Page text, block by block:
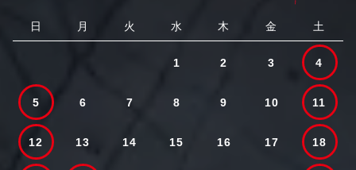
日 月 火 水 木 金 土
1 2 3 4
5 6 7 8 9 10 11
12 13 14 15 16 17 18